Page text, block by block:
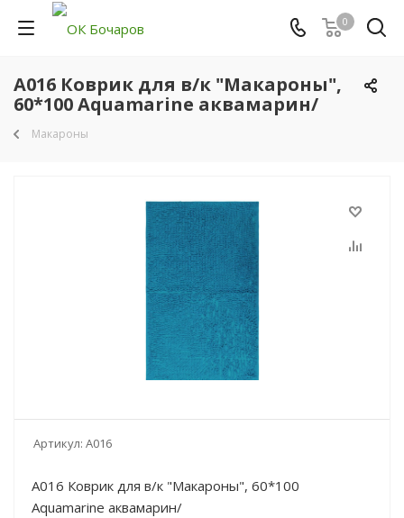
0
А016 Коврик для в/к "Макароны",
60*100 Aquamarine аквамарин/
Макароны
Артикул: А016
А016 Коврик для в/к "Макароны", 60*100
Aquamarine аквамарин/